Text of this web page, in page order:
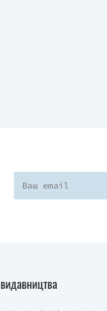
— незамінний